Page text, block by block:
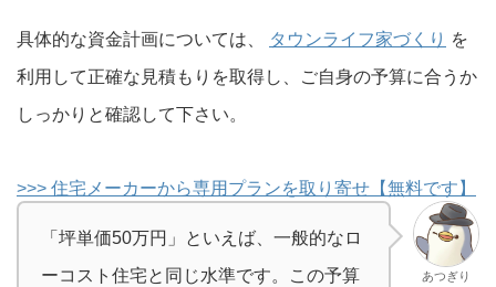
具体的な資金計画については、 タウンライフ家づくり を
利用して正確な見積もりを取得し、ご自身の予算に合うか
しっかりと確認して下さい。
>>> 住宅メーカーから専用プランを取り寄せ【無料です】
「坪単価50万円」といえば、一般的なロ
ーコスト住宅と同じ水準です。この予算
あつぎり